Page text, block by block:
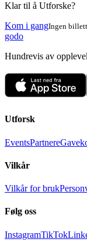
Klar til å Utforske?
Kom i gangIngen
godo
Hundrevis av
Utforsk
EventsPartnere
Vilkår
Vilkår for bruk
Følg oss
InstagramTikTok